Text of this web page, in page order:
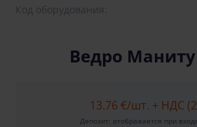
Код оборудования:
Ведро Маниту
13.76 €/шт. + НДС
Депозит: отображается при